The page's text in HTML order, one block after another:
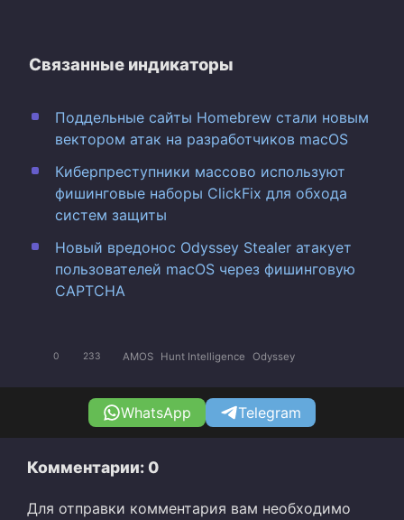
Связанные индикаторы
Поддельные сайты Homebrew стали новым
вектором атак на разработчиков macOS
Киберпреступники массово используют
фишинговые наборы ClickFix для обхода
систем защиты
Новый вредонос Odyssey Stealer атакует
пользователей macOS через фишинговую
CAPTCHA
0 233 AMOS Hunt Intelligence Odyssey
WhatsApp Telegram
Комментарии: 0
Для отправки комментария вам необходимо